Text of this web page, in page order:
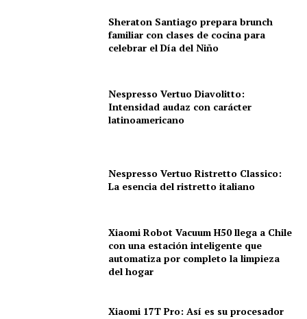
Sheraton Santiago prepara brunch
familiar con clases de cocina para
celebrar el Día del Niño
Nespresso Vertuo Diavolitto:
Intensidad audaz con carácter
latinoamericano
Nespresso Vertuo Ristretto Classico:
La esencia del ristretto italiano
Xiaomi Robot Vacuum H50 llega a Chile
con una estación inteligente que
automatiza por completo la limpieza
del hogar
Xiaomi 17T Pro: Así es su procesador